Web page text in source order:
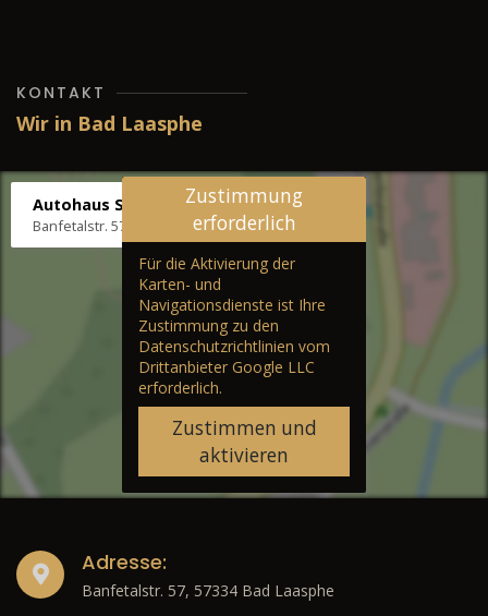
KONTAKT
Wir in Bad Laasphe
Autohaus Stenger
Banfetalstr. 57, 57334 Bad Laasphe
Zustimmung
erforderlich
Für die Aktivierung der
Karten- und
Navigationsdienste ist Ihre
Zustimmung zu den
Datenschutzrichtlinien vom
Drittanbieter Google LLC
erforderlich.
Zustimmen und
aktivieren
Adresse:
Banfetalstr. 57, 57334 Bad Laasphe